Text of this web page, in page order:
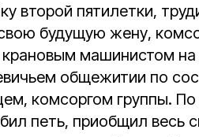
второй пятилетки,
будущую жену,
машинистом
общежитии по
комсоргом группы. По
петь, приобщил весь